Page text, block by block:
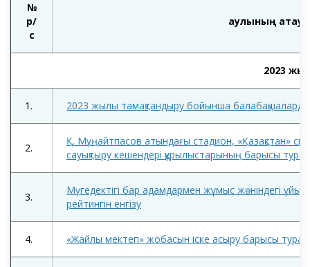
№
р/
с
Қаулының
2023
1. 2023 жылы тамақтандыру бойынша
2.
Қ. Мұңайтпасов атындағы стадион, «Қазақстан»
сауықтыру кешендері құрылыстарының барысы
3.
Мүгедектігі бар адамдармен жұмыс жөніндегі
рейтингін енгізу
4. «Жайлы мектеп» жобасын іске асыру барысы